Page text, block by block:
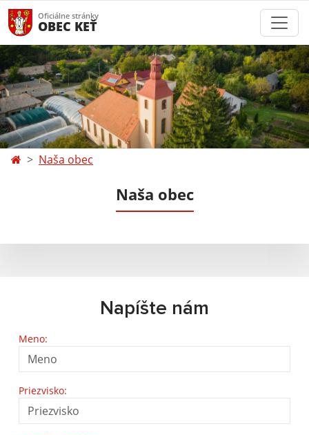
Oficiálne stránky
OBEC KEŤ
Naša obec
Naša obec
Napíšte nám
Meno:
Priezvisko: